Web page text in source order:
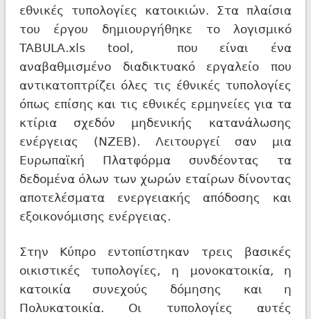
εθνικές τυπολογίες κατοικιών. Στα πλαίσια
του έργου δημιουργήθηκε το λογισμικό
TABULA.xls tool, που είναι ένα
αναβαθμισμένο διαδικτυακό εργαλείο που
αντικατοπτρίζει όλες τις έθνικές τυπολογίες
όπως επίσης και τις εθνικές ερμηνείες για τα
κτίρια σχεδόν μηδενικής κατανάλωσης
ενέργειας (NZEB). Λειτουργεί σαν μια
Ευρωπαϊκή Πλατφόρμα συνδέοντας τα
δεδομένα όλων των χωρών εταίρων δίνοντας
αποτελέσματα ενεργειακής απόδοσης και
εξοικονόμισης ενέργειας.
Στην Κύπρο εντοπίστηκαν τρεις βασικές
οικιστικές τυπολογίες, η μονοκατοικία, η
κατοικία συνεχούς δόμησης και η
Πολυκατοικία. Οι τυπολογίες αυτές